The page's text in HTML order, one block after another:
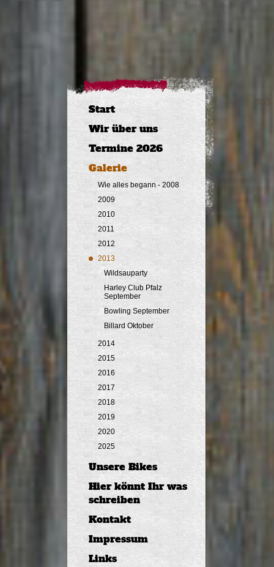
Start
Wir über uns
Termine 2026
Galerie
Wie alles begann - 2008
2009
2010
2011
2012
2013
Wildsauparty
Harley Club Pfalz
September
Bowling September
Billard Oktober
2014
2015
2016
2017
2018
2019
2020
2025
Unsere Bikes
Hier könnt Ihr was
schreiben
Kontakt
Impressum
Links
2013